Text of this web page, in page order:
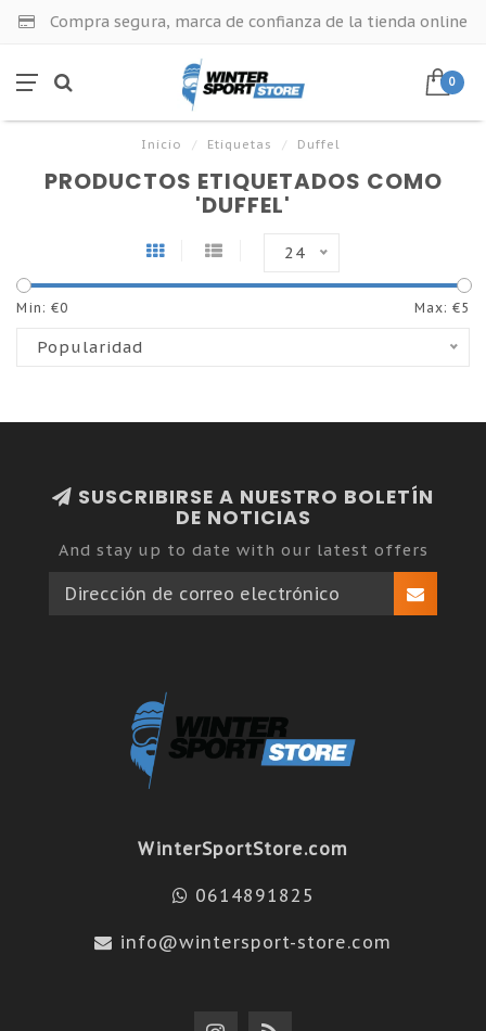
Compra segura, marca de confianza de la tienda online
0
Inicio / Etiquetas / Duffel
PRODUCTOS ETIQUETADOS COMO
'DUFFEL'
24
Min: €0 Max: €5
Popularidad
SUSCRIBIRSE A NUESTRO BOLETÍN
DE NOTICIAS
And stay up to date with our latest offers
WinterSportStore.com
0614891825
info@wintersport-store.com